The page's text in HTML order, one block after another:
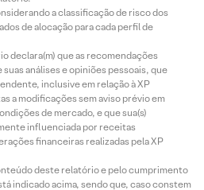
a classificação de risco dos
de alocação para cada perfil de
declara(m) que as recomendações
análises e opiniões pessoais, que
inclusive em relação à XP
a modificações sem aviso prévio em
de mercado, e que sua(s)
influenciada por receitas
financeiras realizadas pela XP
deste relatório e pelo cumprimento
indicado acima, sendo que, caso constem